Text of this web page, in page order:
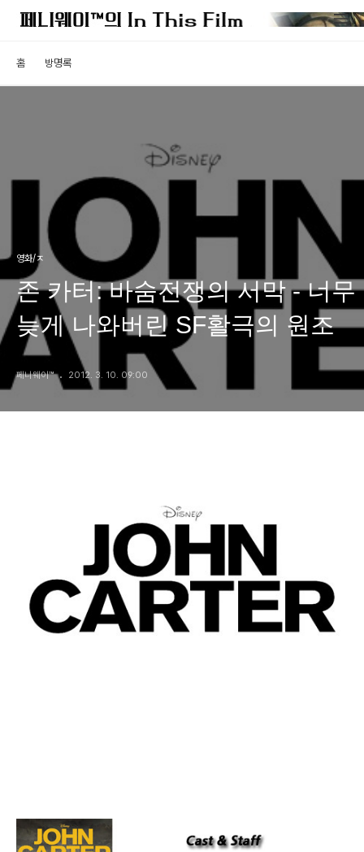
홈 방명록
영화/ㅈ
존 카터: 바숨전쟁의 서막 - 너무
늦게 나와버린 SF활극의 원조
페니웨이™ 2012. 3. 10. 09:00